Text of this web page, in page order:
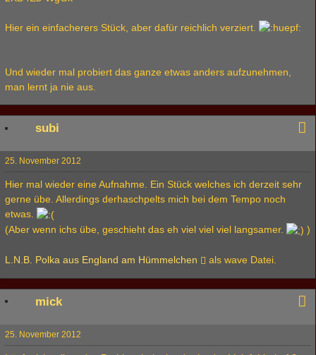
Hier ein einfacherers Stück, aber dafür reichlich verziert.
Und wieder mal probiert das ganze etwas anders aufzunehmen,
man lernt ja nie aus.
subi
25. November 2012
Hier mal wieder eine Aufnahme. Ein Stück welches ich derzeit sehr
gerne übe. Allerdings derhaschpelts mich bei dem Tempo noch
etwas.
(Aber wenn ichs übe, geschieht das eh viel viel viel langsamer.
)
L.N.B. Polka aus England am Hümmelchen als wave Datei.
mick
25. November 2012